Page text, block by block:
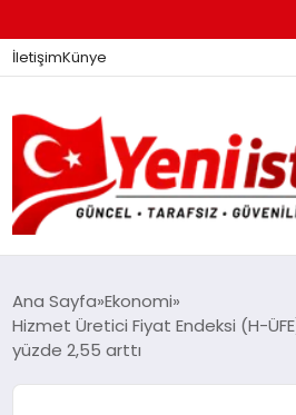
İletişimKünye
GÜNDEM
Ana Sayfa Ekonomi
Hizmet Üretici Fiyat Endeksi (H-ÜFE)
yüzde 2,55 arttı